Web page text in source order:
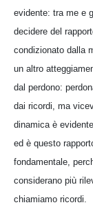
evidente: tra me e
decidere del
condizionato dalla
un altro
dal perdono:
dai ricordi, ma
dinamica è
ed è questo
fondamentale,
considerano più
chiamiamo ricordi.